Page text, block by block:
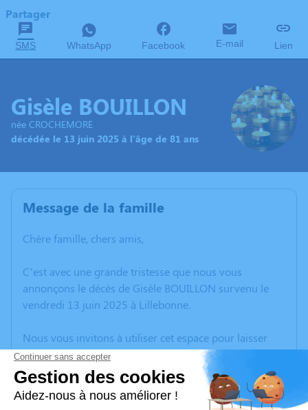
Partager
SMS WhatsApp Facebook E-mail Lien
Gisèle BOUILLON
née CROCHEMORE
décédée le 13 juin 2025 à l'âge de 81 ans
Message de la famille
Chère famille, chers amis,
C’est avec une grande tristesse que nous vous
annonçons le décès de Gisèle BOUILLON survenu le
vendredi 13 juin 2025 à Lillebonne.
Nous vous invitons à utiliser cet espace pour laisser
vos condoléances, partager des photos souvenirs, une
anecdote ou exprimer vos pensées à travers des
poèmes ou des textes. Cet endroit est un lieu
d'expression dédié à honorer la mémoire de Gisèle